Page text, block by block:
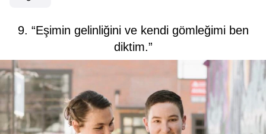
9. “Eşimin gelinliğini ve kendi gömleğimi ben
diktim.”